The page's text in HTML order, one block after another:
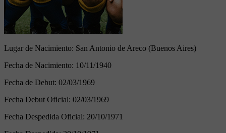
Lugar de Nacimiento: San Antonio de Areco (Buenos Aires)
Fecha de Nacimiento: 10/11/1940
Fecha de Debut: 02/03/1969
Fecha Debut Oficial: 02/03/1969
Fecha Despedida Oficial: 20/10/1971